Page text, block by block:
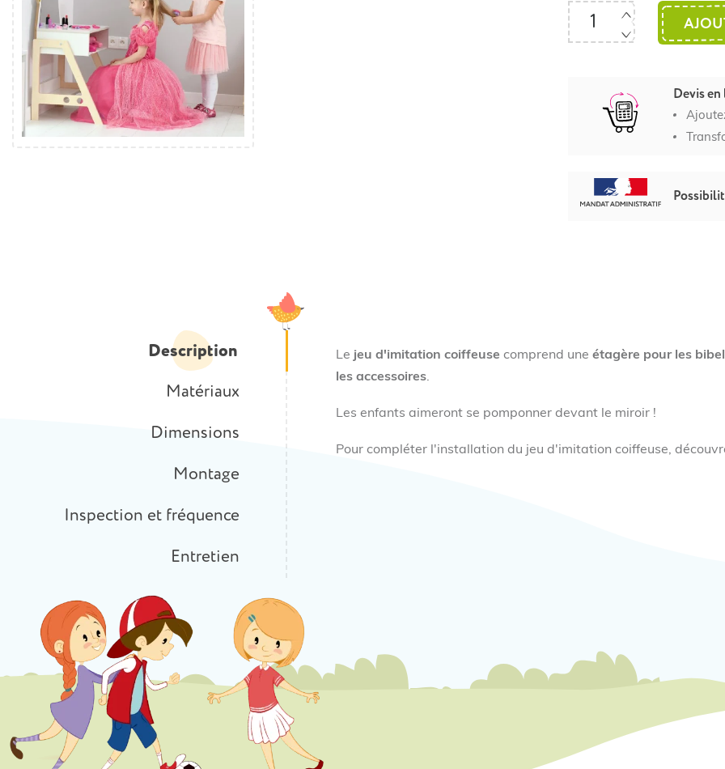
Devis
Description
Matériaux
Dimensions
Montage
Inspection et fréquence
Entretien
Le jeu d'imitation coiffeuse comprend une étagère pour les
les accessoires.
Les enfants aimeront se pomponner devant le miroir !
Pour compléter l'installation du jeu d'imitation coiffeuse,